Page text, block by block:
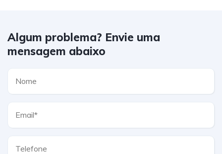
Algum problema? Envie uma
mensagem abaixo